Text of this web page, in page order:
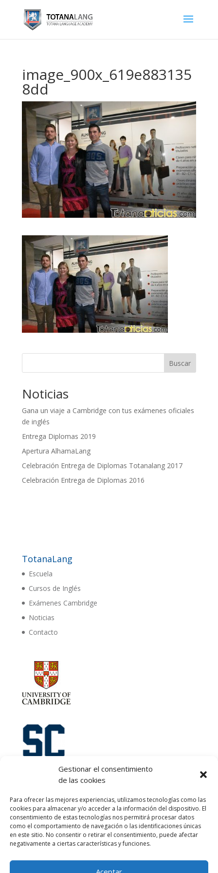
Gestionar el consentimiento
de las cookies
Para ofrecer las mejores experiencias, utilizamos tecnologías como las
cookies para almacenar y/o acceder a la información del dispositivo. El
consentimiento de estas tecnologías nos permitirá procesar datos
como el comportamiento de navegación o las identificaciones únicas
en este sitio. No consentir o retirar el consentimiento, puede afectar
negativamente a ciertas características y funciones.
image_900x_619e883135
8dd
Buscar
Noticias
Gana un viaje a Cambridge con tus exámenes oficiales
de inglés
Entrega Diplomas 2019
Apertura AlhamaLang
Celebración Entrega de Diplomas Totanalang 2017
Celebración Entrega de Diplomas 2016
TotanaLang
Escuela
Cursos de Inglés
Exámenes Cambridge
Noticias
Contacto
968 425 675
Emilio Mora 11 | 1º Piso
30850. Totana. Murcia. Spain
info@totanalang.com